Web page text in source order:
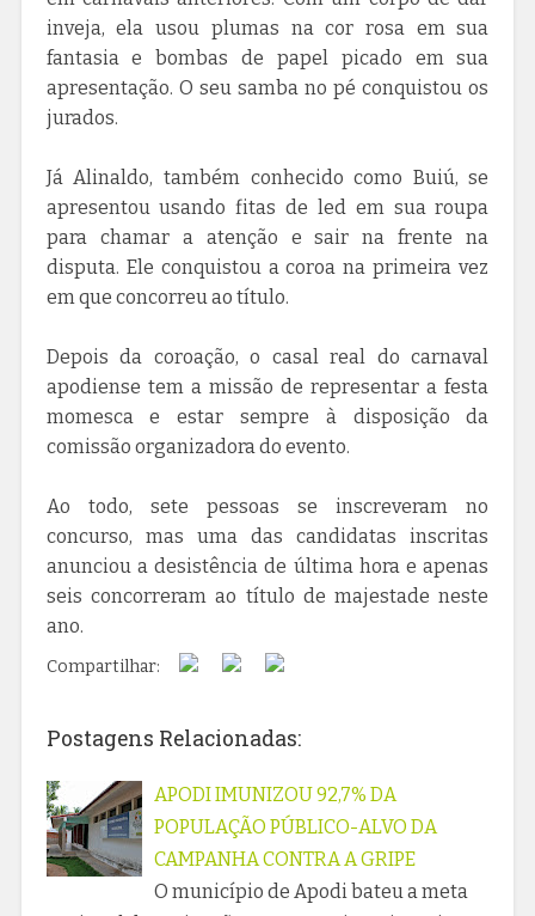
inveja, ela usou plumas na cor rosa em sua
fantasia e bombas de papel picado em sua
apresentação. O seu samba no pé conquistou os
jurados.
Já Alinaldo, também conhecido como Buiú, se
apresentou usando fitas de led em sua roupa
para chamar a atenção e sair na frente na
disputa. Ele conquistou a coroa na primeira vez
em que concorreu ao título.
Depois da coroação, o casal real do carnaval
apodiense tem a missão de representar a festa
momesca e estar sempre à disposição da
comissão organizadora do evento.
Ao todo, sete pessoas se inscreveram no
concurso, mas uma das candidatas inscritas
anunciou a desistência de última hora e apenas
seis concorreram ao título de majestade neste
ano.
Compartilhar:
Postagens Relacionadas:
APODI IMUNIZOU 92,7% DA
POPULAÇÃO PÚBLICO-ALVO DA
CAMPANHA CONTRA A GRIPE
O município de Apodi bateu a meta